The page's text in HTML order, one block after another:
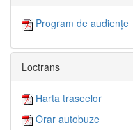
Program de audiențe
Loctrans
Harta traseelor
Orar autobuze